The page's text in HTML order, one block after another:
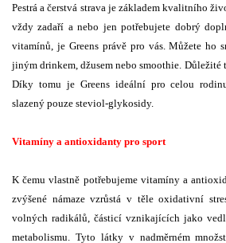
Pestrá a čerstvá strava je základem kvalitního
vždy zadaří a nebo jen potřebujete dobrý
vitamínů, je Greens právě pro vás. Můžete ho
jiným drinkem, džusem nebo smoothie. Důležité
Díky tomu je Greens ideální pro celou
slazený pouze steviol-glykosidy.
Vitamíny a antioxidanty pro sport
K čemu vlastně potřebujeme vitamíny a
zvýšené námaze vzrůstá v těle oxidativní
volných radikálů, částicí vznikajících jako
metabolismu. Tyto látky v nadměrném